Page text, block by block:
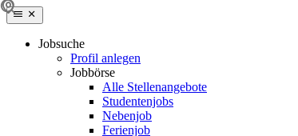
Jobsuche
Profil anlegen
Jobbörse
Alle Stellenangebote
Studentenjobs
Nebenjob
Ferienjob